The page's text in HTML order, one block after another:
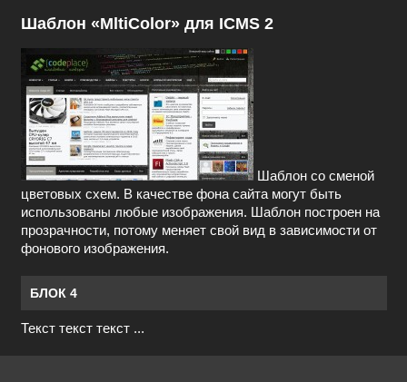
Шаблон «MltiColor» для ICMS 2
Шаблон со сменой
цветовых схем. В качестве фона сайта могут быть
использованы любые изображения. Шаблон построен на
прозрачности, потому меняет свой вид в зависимости от
фонового изображения.
БЛОК 4
Текст текст текст ...